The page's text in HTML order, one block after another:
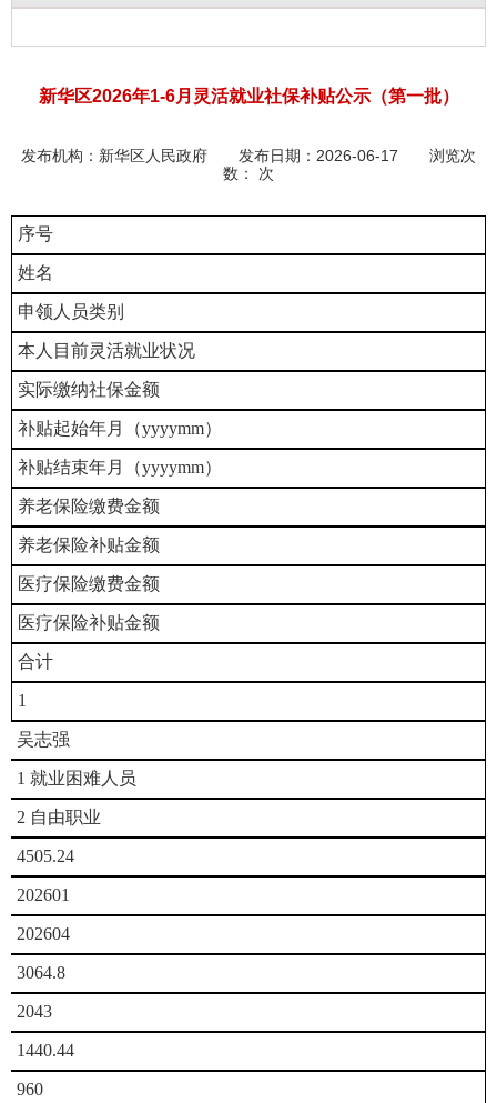
新华区2026年1-6月灵活就业社保补贴公示（第一批）
发布机构： 新华区人民政府 发布日期：2026-06-17 浏览次
数：
次
序号
姓名
申领人员类别
本人目前灵活就业状况
实际缴纳社保金额
补贴起始年月（yyyymm）
补贴结束年月（yyyymm）
养老保险缴费金额
养老保险补贴金额
医疗保险缴费金额
医疗保险补贴金额
合计
1
吴志强
1 就业困难人员
2 自由职业
4505.24
202601
202604
3064.8
2043
1440.44
960